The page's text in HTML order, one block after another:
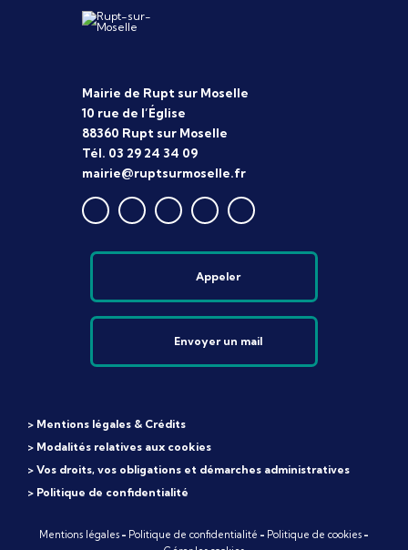
Mairie de Rupt sur Moselle
10 rue de l’Église
88360 Rupt sur Moselle
Tél. 03 29 24 34 09
mairie@ruptsurmoselle.fr
Appeler
Envoyer un mail
> Mentions légales & Crédits
> Modalités relatives aux cookies
> Vos droits, vos obligations et démarches administratives
> Politique de confidentialité
Mentions légales - Politique de confidentialité - Politique de cookies -